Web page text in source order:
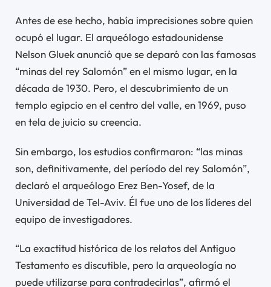
Antes de ese hecho, había imprecisiones sobre quien
ocupó el lugar. El arqueólogo estadounidense
Nelson Gluek anunció que se deparó con las famosas
“minas del rey Salomón” en el mismo lugar, en la
década de 1930. Pero, el descubrimiento de un
templo egipcio en el centro del valle, en 1969, puso
en tela de juicio su creencia.
Sin embargo, los estudios confirmaron: “las minas
son, definitivamente, del período del rey Salomón”,
declaró el arqueólogo Erez Ben-Yosef, de la
Universidad de Tel-Aviv. Él fue uno de los líderes del
equipo de investigadores.
“La exactitud histórica de los relatos del Antiguo
Testamento es discutible, pero la arqueología no
puede utilizarse para contradecirlas”, afirmó el